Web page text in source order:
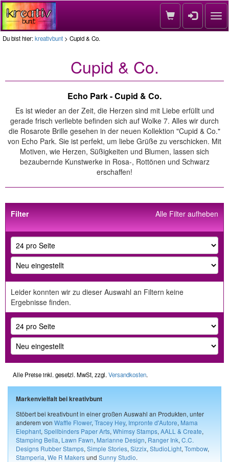
Du bist hier:kreativbunt > Cupid & Co.
Cupid & Co.
Echo Park - Cupid & Co.
Es ist wieder an der Zeit, die Herzen sind mit Liebe erfüllt und
gerade frisch verliebte befinden sich auf Wolke 7. Alles wir durch
die Rosarote Brille gesehen in der neuen Kollektion "Cupid & Co."
von Echo Park. Sie ist perfekt, um liebe Grüße zu verschicken. Mit
Motiven, wie Herzen, Süßigkeiten und Blumen, lassen sich
bezaubernde Kunstwerke in Rosa-, Rottönen und Schwarz
erschaffen!
Alle Filter aufheben
Filter
Leider konnten wir zu dieser Auswahl an Filtern keine
Ergebnisse finden.
Alle Preise inkl. gesetzl. MwSt, zzgl. Versandkosten.
Markenvielfalt bei kreativbunt
Stöbert bei kreativbunt in einer großen Auswahl an Produkten, unter
anderem von Waffle Flower, Tracey Hey, Impronte d'Autore, Mama
Elephant, Spellbinders Paper Arts, Whimsy Stamps, AALL & Create,
Stamping Bella, Lawn Fawn, Marianne Design, Ranger Ink, C.C.
Designs Rubber Stamps, Simple Stories, Sizzix, StudioLight, Tombow,
Stamperia, We R Makersund Sunny Studio.